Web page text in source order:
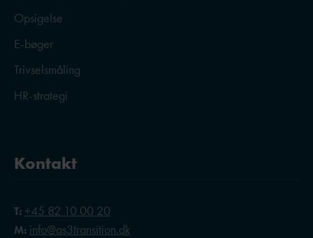
Opsigelse
E-bøger
Trivselsmåling
HR-strategi
Kontakt
T: +45 82 10 00 20
M: info@as3transition.dk